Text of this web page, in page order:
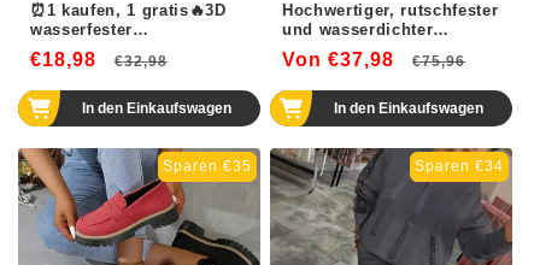
⏰1 kaufen, 1 gratis🔥3D
wasserfester
Augenbrauenstift
€18,98
Normaler
Preis
€32,98 Verkaufspreis
In den Einkaufswagen
Hochwertiger, rutschfester
und wasserdichter
Schneestiefel aus
Kunstfell für Damen
Von €37,98
Normaler
Preis
€75,96
In den Einkaufswagen
Sparen €35 Sparen €34